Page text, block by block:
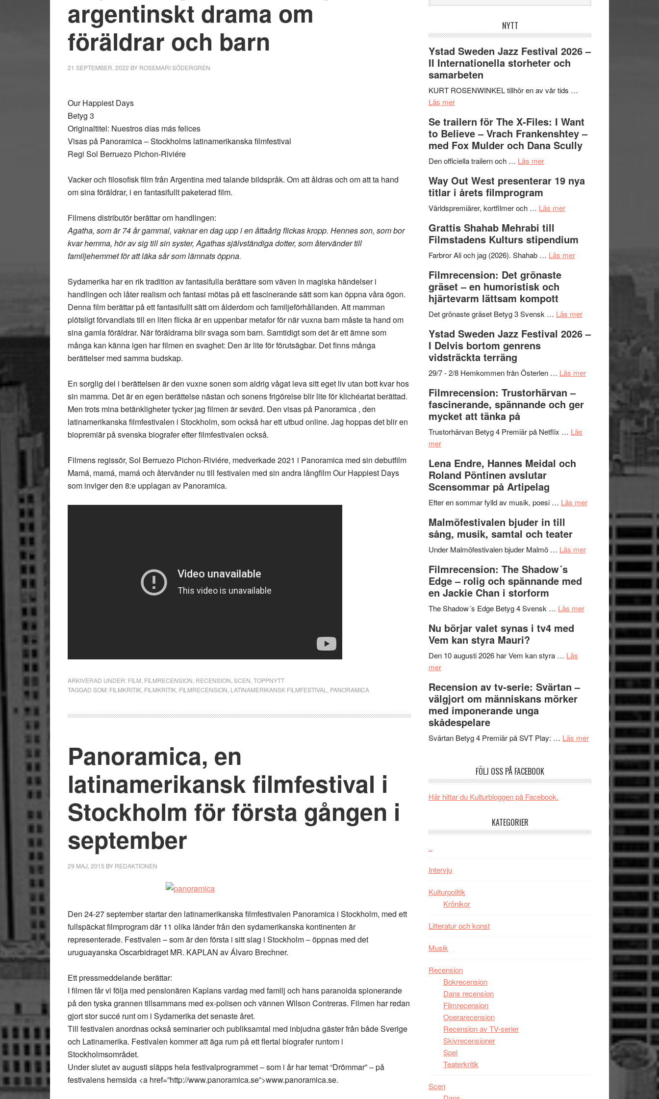
argentinskt drama om
föräldrar och barn
21 SEPTEMBER, 2022 BY ROSEMARI SÖDERGREN
Our Happiest Days
Betyg 3
Originaltitel: Nuestros días más felices
Visas på Panoramica – Stockholms latinamerikanska filmfestival
Regi Sol Berruezo Pichon-Riviére
Vacker och filosofisk film från Argentina med talande bildspråk. Om att åldras och om att ta hand
om sina föräldrar, i en fantasifullt paketerad film.
Filmens distributör berättar om handlingen:
Agatha, som är 74 år gammal, vaknar en dag upp i en åttaårig flickas kropp. Hennes son, som bor
kvar hemma, hör av sig till sin syster, Agathas självständiga dotter, som återvänder till
familjehemmet för att läka sår som lämnats öppna.
Sydamerika har en rik tradition av fantasifulla berättare som väven in magiska händelser i
handlingen och låter realism och fantasi mötas på ett fascinerande sätt som kan öppna våra ögon.
Denna film berättar på ett fantasifullt sätt om ålderdom och familjeförhållanden. Att mamman
plötsligt förvandlats till en liten flicka är en uppenbar metafor för när vuxna barn måste ta hand om
sina gamla föräldrar. När föräldrarna blir svaga som barn. Samtidigt som det är ett ämne som
många kan känna igen har filmen en svaghet: Den är lite för förutsägbar. Det finns många
berättelser med samma budskap.
En sorglig del i berättelsen är den vuxne sonen som aldrig vågat leva sitt eget liv utan bott kvar hos
sin mamma. Det är en egen berättelse nästan och sonens frigörelse blir lite för klichéartat berättad.
Men trots mina betänkligheter tycker jag filmen är sevärd. Den visas på Panoramica , den
latinamerikanska filmfestivalen i Stockholm, som också har ett utbud online. Jag hoppas det blir en
biopremiär på svenska biografer efter filmfestivalen också.
Filmens regissör, Sol Berruezo Pichon-Riviére, medverkade 2021 i Panoramica med sin debutfilm
Mamá, mamá, mamá och återvänder nu till festivalen med sin andra långfilm Our Happiest Days
som inviger den 8:e upplagan av Panoramica.
ARKIVERAD UNDER: FILM FILMRECENSION RECENSION SCEN TOPPNYTT
TAGGAD SOM: FILMKRITIK FILMKRITIK FILMRECENSION LATINAMERIKANSK FILMFESTIVAL PANORAMICA
Panoramica, en
latinamerikansk filmfestival i
Stockholm för första gången i
september
29 MAJ, 2015 BY REDAKTIONEN
Den 24-27 september startar den latinamerikanska filmfestivalen Panoramica i Stockholm, med ett
fullspäckat filmprogram där 11 olika länder från den sydamerikanska kontinenten är
representerade. Festivalen – som är den första i sitt slag i Stockholm – öppnas med det
uruguayanska Oscarbidraget MR. KAPLAN av Álvaro Brechner.
Ett pressmeddelande berättar:
I filmen får vi följa med pensionären Kaplans vardag med familj och hans paranoida spionerande
på den tyska grannen tillsammans med ex-polisen och vännen Wilson Contreras. Filmen har redan
gjort stor succé runt om i Sydamerika det senaste året.
Till festivalen anordnas också seminarier och publiksamtal med inbjudna gäster från både Sverige
och Latinamerika. Festivalen kommer att äga rum på ett flertal biografer runtom i
Stockholmsområdet.
Under slutet av augusti släpps hela festivalprogrammet – som i år har temat “Drömmar” – på
festivalens hemsida <a href=”http://www.panoramica.se”>www.panoramica.se.
webbplatsen
NYTT
Ystad Sweden Jazz Festival 2026 –
II Internationella storheter och
samarbeten
KURT ROSENWINKEL tillhör en av vår tids …
Läs merom
Sweden
Jazz
Festival
2026
II
Internationella
storheter
samarbeten
Se trailern för The X-Files: I Want
to Believe – Vrach Frankenshtey –
med Fox Mulder och Dana Scully
Den officiella trailern och … Läs merom
trailern
The
Files:
I
Want
Believe
–
Vrach
Frankenshtey
med
och
Scully
Way Out West presenterar 19 nya
titlar i årets filmprogram
Världspremiärer, kortfilmer och … Läs merom
West
presenterar
årets
Grattis Shahab Mehrabi till
Filmstadens Kulturs stipendium
Farbror Ali och jag (2026). Shahab … Läs merom
Filmstadens
stipendium
Filmrecension: Det grönaste
gräset – en humoristisk och
hjärtevarm lättsam kompott
Det grönaste gräset Betyg 3 Svensk … Läs merom
Det
–
och
Ystad Sweden Jazz Festival 2026 –
I Delvis bortom genrens
vidsträckta terräng
29/7 - 2/8 Hemkommen från Österlen … Läs merom
vidsträckta
Filmrecension: Trustorhärvan –
fascinerande, spännande och ger
mycket att tänka på
Trustorhärvan Betyg 4 Premiär på Netflix … Läs
merom
Trustorhärvan
–
fascinerande,
spännande
ger
mycket
att
på
Lena Endre, Hannes Meidal och
Roland Pöntinen avslutar
Scensommar på Artipelag
Efter en sommar fylld av musik, poesi … Läs merom
Hannes
Roland
avslutar
Scensommar
Artipelag
Malmöfestivalen bjuder in till
sång, musik, samtal och teater
Under Malmöfestivalen bjuder Malmö … Läs merom
Malmöfestivalen
Filmrecension: The Shadow´s
Edge – rolig och spännande med
en Jackie Chan i storform
The Shadow´s Edge Betyg 4 Svensk … Läs merom
Filmrecension:
Shadow
spännande
en
storform
Nu börjar valet synas i tv4 med
Vem kan styra Mauri?
Den 10 augusti 2026 har Vem kan styra … Läs
merom
börjar
valet
synas
i
tv4
styra
Mauri?
Recension av tv-serie: Svärtan –
välgjort om människans mörker
med imponerande unga
skådespelare
Svärtan Betyg 4 Premiär på SVT Play: … Läs merom
serie:
Svärtan
välgjort
om
människans
mörker
skådespelare
FÖLJ OSS PÅ FACEBOOK
Här hittar du Kulturbloggen på Facebook.
KATEGORIER
..
Intervju
Kulturpolitik
Krönikor
Litteratur och konst
Musik
Recension
Bokrecension
Dans recension
Filmrecension
Operarecension
Recension av TV-serier
Skivrecensioner
Spel
Teaterkritik
Scen